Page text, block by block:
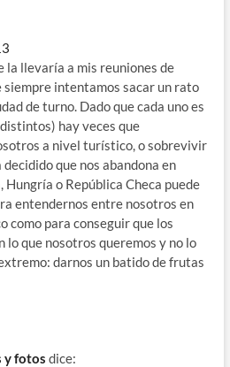
la llevaría a mis reuniones de
intentamos sacar un rato
de turno. Dado que cada uno es
hay veces que
a nivel turístico, o sobrevivir
que nos abandona en
Hungría o República Checa puede
entendernos entre nosotros en
como para conseguir que los
lo que nosotros queremos y no lo
darnos un batido de frutas
y fotos dice: